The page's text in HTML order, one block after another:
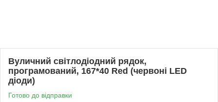
Вуличний світлодіодний рядок,
програмований, 167*40 Red (червоні LED
діоди)
Готово до відправки